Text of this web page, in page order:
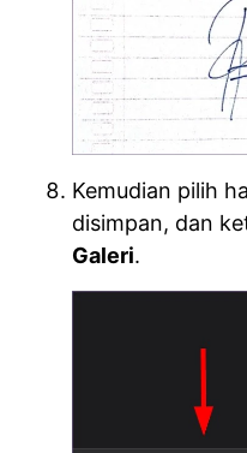
Kemudian pilih
disimpan, dan
Galeri.